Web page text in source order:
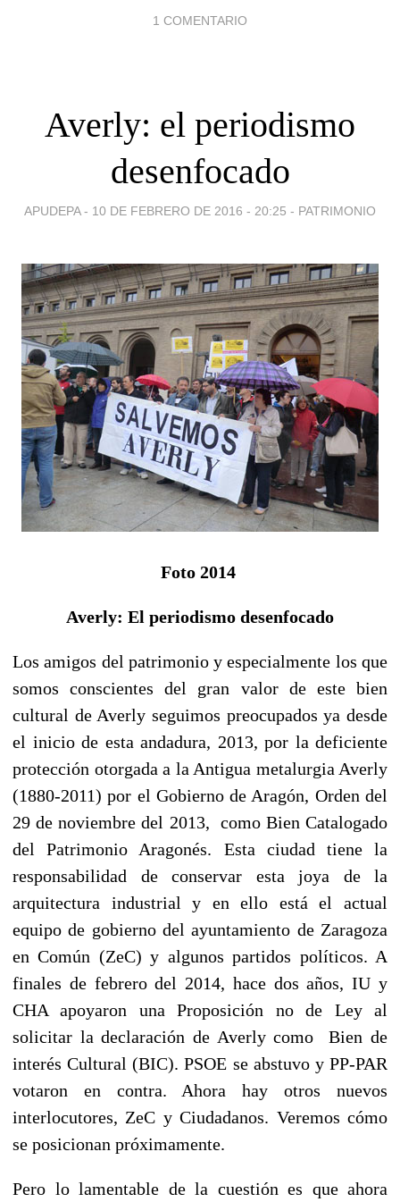
1 COMENTARIO
Averly: el periodismo
desenfocado
APUDEPA - 10 DE FEBRERO DE 2016 - 20:25 - PATRIMONIO
Foto 2014
Averly: El periodismo desenfocado
Los amigos del patrimonio y especialmente los que
somos conscientes del gran valor de este bien
cultural de Averly seguimos preocupados ya desde
el inicio de esta andadura, 2013, por la deficiente
protección otorgada a la Antigua metalurgia Averly
(1880-2011) por el Gobierno de Aragón, Orden del
29 de noviembre del 2013, como Bien Catalogado
del Patrimonio Aragonés. Esta ciudad tiene la
responsabilidad de conservar esta joya de la
arquitectura industrial y en ello está el actual
equipo de gobierno del ayuntamiento de Zaragoza
en Común (ZeC) y algunos partidos políticos. A
finales de febrero del 2014, hace dos años, IU y
CHA apoyaron una Proposición no de Ley al
solicitar la declaración de Averly como Bien de
interés Cultural (BIC). PSOE se abstuvo y PP-PAR
votaron en contra. Ahora hay otros nuevos
interlocutores, ZeC y Ciudadanos. Veremos cómo
se posicionan próximamente.
Pero lo lamentable de la cuestión es que ahora